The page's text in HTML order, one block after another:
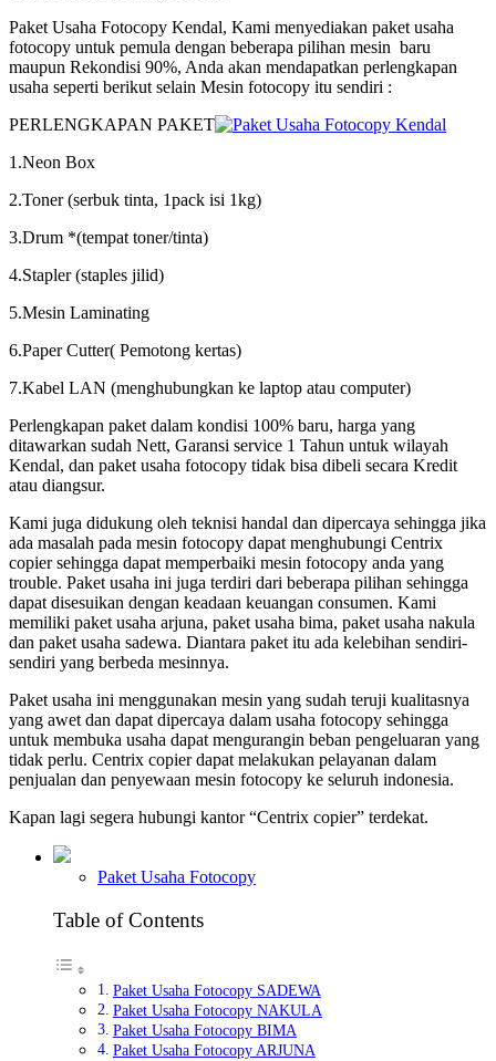
Paket Usaha Fotocopy Kendal, Kami menyediakan paket usaha
fotocopy untuk pemula dengan beberapa pilihan mesin baru
maupun Rekondisi 90%, Anda akan mendapatkan perlengkapan
usaha seperti berikut selain Mesin fotocopy itu sendiri :
PERLENGKAPAN PAKET
1.Neon Box
2.Toner (serbuk tinta, 1pack isi 1kg)
3.Drum *(tempat toner/tinta)
4.Stapler (staples jilid)
5.Mesin Laminating
6.Paper Cutter( Pemotong kertas)
7.Kabel LAN (menghubungkan ke laptop atau computer)
Perlengkapan paket dalam kondisi 100% baru, harga yang
ditawarkan sudah Nett, Garansi service 1 Tahun untuk wilayah
Kendal, dan paket usaha fotocopy tidak bisa dibeli secara Kredit
atau diangsur.
Kami juga didukung oleh teknisi handal dan dipercaya sehingga jika
ada masalah pada mesin fotocopy dapat menghubungi Centrix
copier sehingga dapat memperbaiki mesin fotocopy anda yang
trouble. Paket usaha ini juga terdiri dari beberapa pilihan sehingga
dapat disesuikan dengan keadaan keuangan consumen. Kami
memiliki paket usaha arjuna, paket usaha bima, paket usaha nakula
dan paket usaha sadewa. Diantara paket itu ada kelebihan sendiri-
sendiri yang berbeda mesinnya.
Paket usaha ini menggunakan mesin yang sudah teruji kualitasnya
yang awet dan dapat dipercaya dalam usaha fotocopy sehingga
untuk membuka usaha dapat mengurangin beban pengeluaran yang
tidak perlu. Centrix copier dapat melakukan pelayanan dalam
penjualan dan penyewaan mesin fotocopy ke seluruh indonesia.
Kapan lagi segera hubungi kantor “Centrix copier” terdekat.
Paket Usaha Fotocopy
Table of Contents
Paket Usaha Fotocopy SADEWA
Paket Usaha Fotocopy NAKULA
Paket Usaha Fotocopy BIMA
Paket Usaha Fotocopy ARJUNA